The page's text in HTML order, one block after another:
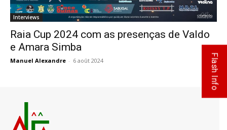
Interviews
Raia Cup 2024 com as presenças de Valdo
e Amara Simba
Manuel Alexandre - 6 août 2024 0
Flash Info